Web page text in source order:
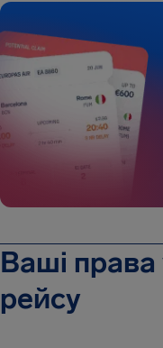
Ваші права
рейсу